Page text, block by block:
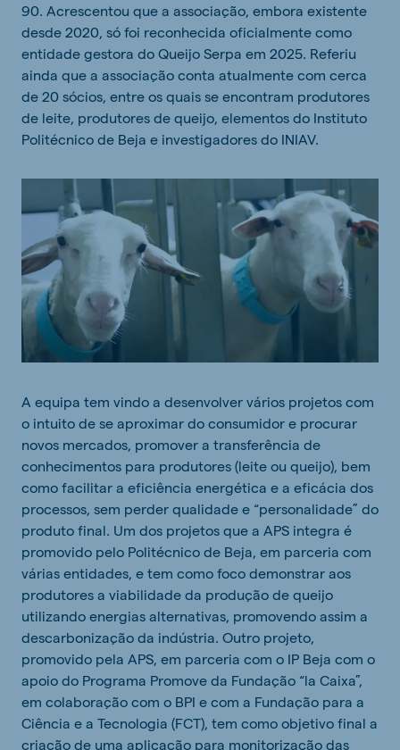
90. Acrescentou que a associação, embora existente
desde 2020, só foi reconhecida oficialmente como
entidade gestora do Queijo Serpa em 2025. Referiu
ainda que a associação conta atualmente com cerca
de 20 sócios, entre os quais se encontram produtores
de leite, produtores de queijo, elementos do Instituto
Politécnico de Beja e investigadores do INIAV.
A equipa tem vindo a desenvolver vários projetos com
o intuito de se aproximar do consumidor e procurar
novos mercados, promover a transferência de
conhecimentos para produtores (leite ou queijo), bem
como facilitar a eficiência energética e a eficácia dos
processos, sem perder qualidade e “personalidade” do
produto final. Um dos projetos que a APS integra é
promovido pelo Politécnico de Beja, em parceria com
várias entidades, e tem como foco demonstrar aos
produtores a viabilidade da produção de queijo
utilizando energias alternativas, promovendo assim a
descarbonização da indústria. Outro projeto,
promovido pela APS, em parceria com o IP Beja com o
apoio do Programa Promove da Fundação “la Caixa”,
em colaboração com o BPI e com a Fundação para a
Ciência e a Tecnologia (FCT), tem como objetivo final a
criação de uma aplicação para monitorização das